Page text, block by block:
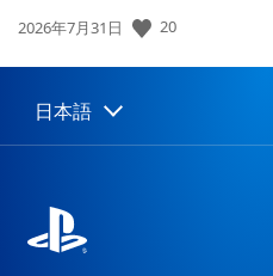
公
日:
2026年7月31日 20
Select
Current
日本語